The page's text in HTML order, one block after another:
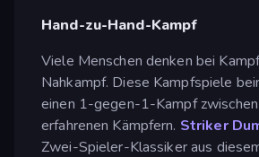
Hand-zu-Hand-Kampf
Viele Menschen denken bei
Nahkampf. Diese Kampfspiele
einen 1-gegen-1-Kampf
erfahrenen Kämpfern. Striker
Zwei-Spieler-Klassiker aus